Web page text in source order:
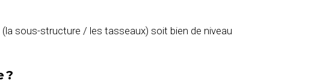
sous-structure / les tasseaux) soit bien de niveau
?